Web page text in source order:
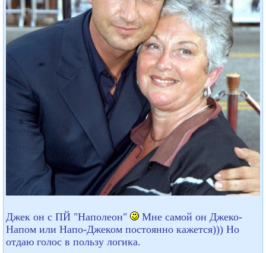
Джек он с ПЙ "Наполеон"
Мне самой он Джеко-
Напом или Напо-Джеком постоянно кажется))) Но
отдаю голос в пользу логика.